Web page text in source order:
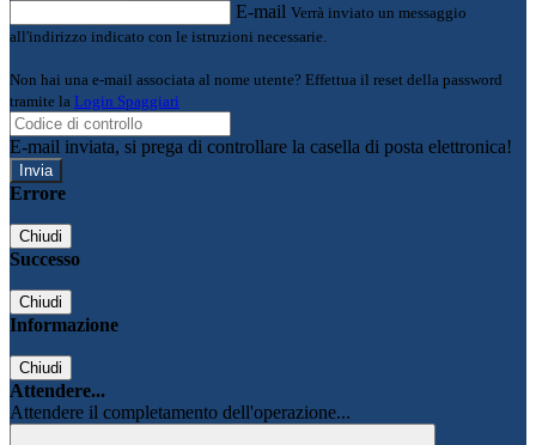
E-mail Verrà inviato un messaggio
all'indirizzo indicato con le istruzioni necessarie.
Non hai una e-mail associata al nome utente? Effettua il reset della password
tramite la Login Spaggiari
E-mail inviata, si prega di controllare la casella di posta elettronica!
Errore
Chiudi
Successo
Chiudi
Informazione
Chiudi
Attendere...
Attendere il completamento dell'operazione...